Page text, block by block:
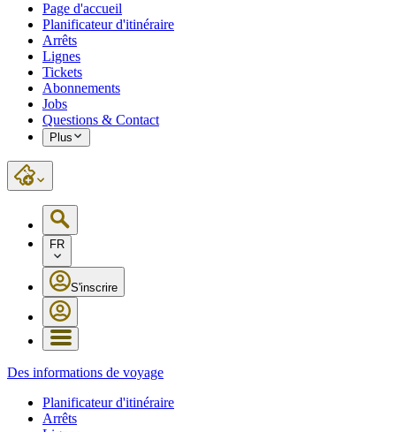
Page d'accueil
Planificateur d'itinéraire
Arrêts
Lignes
Tickets
Abonnements
Jobs
Questions & Contact
Plus
FR
S'inscrire
Des informations de voyage
Planificateur d'itinéraire
Arrêts